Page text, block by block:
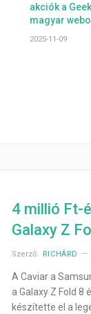
akciók a
magyar
2025-11-09
4 millió Ft-
Galaxy Z
Szerző: RICHÁRD
A Caviar a
a Galaxy Z Fold 8
készítette el a